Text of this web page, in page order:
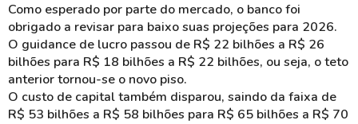
Como esperado por parte do mercado, o banco foi
obrigado a revisar para baixo suas projeções para 2026.
O guidance de lucro passou de R$ 22 bilhões a R$ 26
bilhões para R$ 18 bilhões a R$ 22 bilhões, ou seja, o teto
anterior tornou-se o novo piso.
O custo de capital também disparou, saindo da faixa de
R$ 53 bilhões a R$ 58 bilhões para R$ 65 bilhões a R$ 70